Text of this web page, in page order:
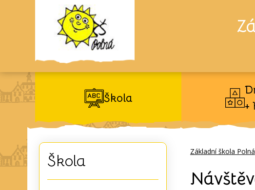
Škola
+
Základní škola Polná
Škola